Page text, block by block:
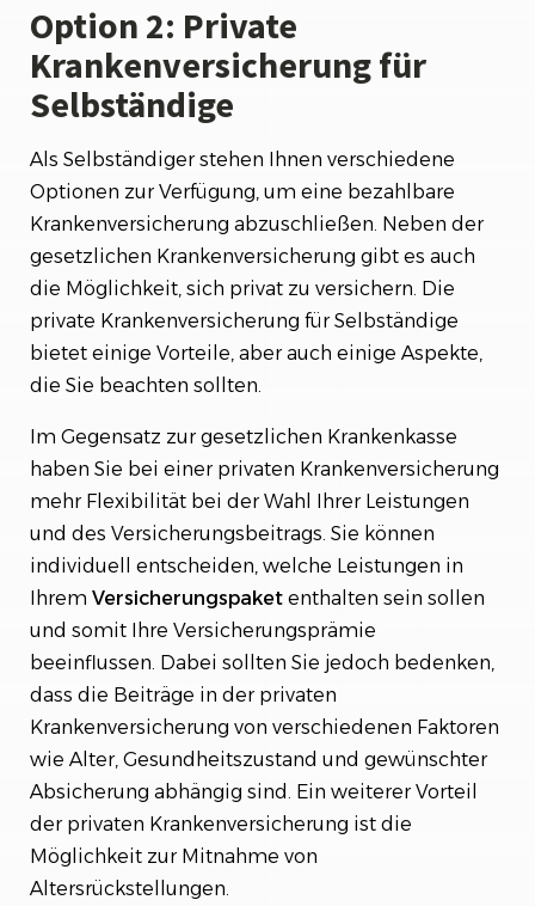
Option 2: Private
Krankenversicherung für
Selbständige
Als Selbständiger stehen Ihnen verschiedene
Optionen zur Verfügung, um eine bezahlbare
Krankenversicherung abzuschließen. Neben der
gesetzlichen Krankenversicherung gibt es auch
die Möglichkeit, sich privat zu versichern. Die
private Krankenversicherung für Selbständige
bietet einige Vorteile, aber auch einige Aspekte,
die Sie beachten sollten.
Im Gegensatz zur gesetzlichen Krankenkasse
haben Sie bei einer privaten Krankenversicherung
mehr Flexibilität bei der Wahl Ihrer Leistungen
und des Versicherungsbeitrags. Sie können
individuell entscheiden, welche Leistungen in
Ihrem Versicherungspaket enthalten sein sollen
und somit Ihre Versicherungsprämie
beeinflussen. Dabei sollten Sie jedoch bedenken,
dass die Beiträge in der privaten
Krankenversicherung von verschiedenen Faktoren
wie Alter, Gesundheitszustand und gewünschter
Absicherung abhängig sind. Ein weiterer Vorteil
der privaten Krankenversicherung ist die
Möglichkeit zur Mitnahme von
Altersrückstellungen.